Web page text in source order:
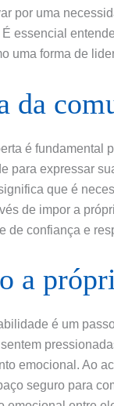
por uma
essencial
uma forma de
da
é fundamental
para expressar
que é
de impor a
de confiança e
a
é um
emocional. Ao
seguro para